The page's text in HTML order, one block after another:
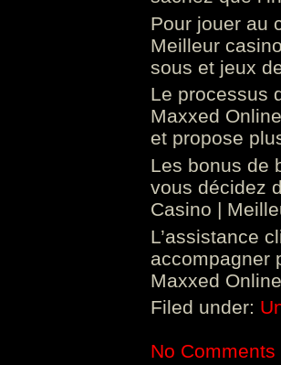
Pour jouer au
Meilleur
sous et jeux
Le processus
Maxxed
et propose
Les bonus de
vous décidez
Casino |
L’assistance
accompagner
Maxxed
Filed under:
No Comments